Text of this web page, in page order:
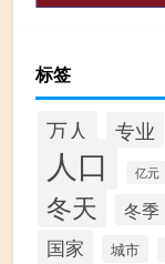
标签
万人 专业
人口 亿元
冬天 冬季
国家 城市